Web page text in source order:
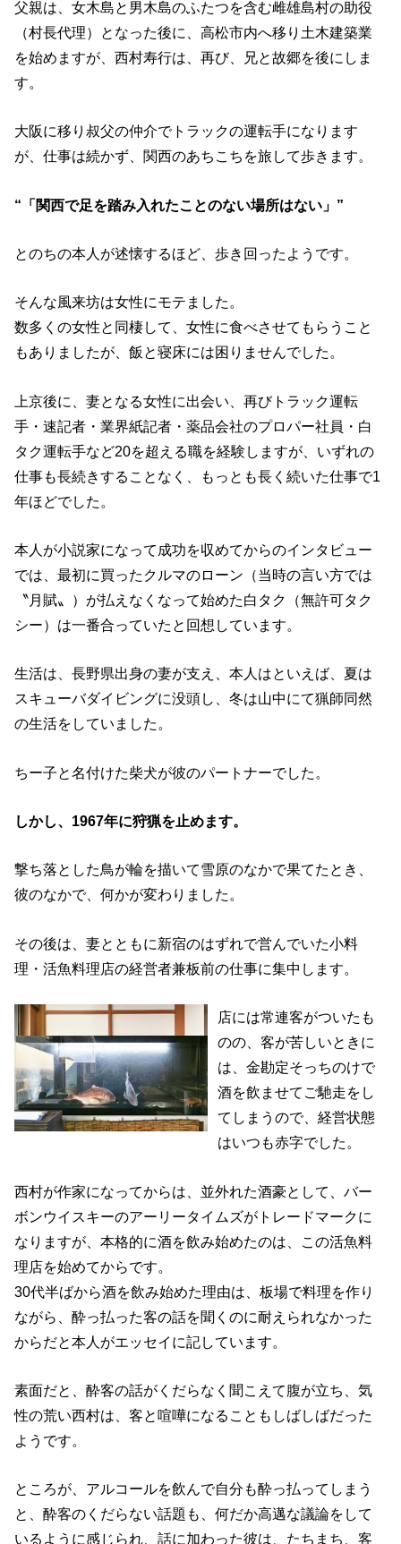
父親は、女木島と男木島のふたつを含む雌雄島村の助役
（村長代理）となった後に、高松市内へ移り土木建築業
を始めますが、西村寿行は、再び、兄と故郷を後にしま
す。
大阪に移り叔父の仲介でトラックの運転手になります
が、仕事は続かず、関西のあちこちを旅して歩きます。
“「関西で足を踏み入れたことのない場所はない」”
とのちの本人が述懐するほど、歩き回ったようです。
そんな風来坊は女性にモテました。
数多くの女性と同棲して、女性に食べさせてもらうこと
もありましたが、飯と寝床には困りませんでした。
上京後に、妻となる女性に出会い、再びトラック運転
手・速記者・業界紙記者・薬品会社のプロパー社員・白
タク運転手など20を超える職を経験しますが、いずれの
仕事も長続きすることなく、もっとも長く続いた仕事で1
年ほどでした。
本人が小説家になって成功を収めてからのインタビュー
では、最初に買ったクルマのローン（当時の言い方では
〝月賦〟）が払えなくなって始めた白タク（無許可タク
シー）は一番合っていたと回想しています。
生活は、長野県出身の妻が支え、本人はといえば、夏は
スキューバダイビングに没頭し、冬は山中にて猟師同然
の生活をしていました。
ちー子と名付けた柴犬が彼のパートナーでした。
しかし、1967年に狩猟を止めます。
撃ち落とした鳥が輪を描いて雪原のなかで果てたとき、
彼のなかで、何かが変わりました。
その後は、妻とともに新宿のはずれで営んでいた小料
理・活魚料理店の経営者兼板前の仕事に集中します。
店には常連客がついたも
のの、客が苦しいときに
は、金勘定そっちのけで
酒を飲ませてご馳走をし
てしまうので、経営状態
はいつも赤字でした。
西村が作家になってからは、並外れた酒豪として、バー
ボンウイスキーのアーリータイムズがトレードマークに
なりますが、本格的に酒を飲み始めたのは、この活魚料
理店を始めてからです。
30代半ばから酒を飲み始めた理由は、板場で料理を作り
ながら、酔っ払った客の話を聞くのに耐えられなかった
からだと本人がエッセイに記しています。
素面だと、酔客の話がくだらなく聞こえて腹が立ち、気
性の荒い西村は、客と喧嘩になることもしばしばだった
ようです。
ところが、アルコールを飲んで自分も酔っ払ってしまう
と、酔客のくだらない話題も、何だか高邁な議論をして
いるように感じられ、話に加わった彼は、たちまち、客